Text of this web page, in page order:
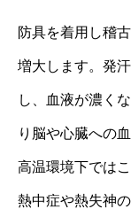
防具を着用し稽
増大します。発
し、血液が濃く
り脳や心臓への
高温環境下では
熱中症や熱失神